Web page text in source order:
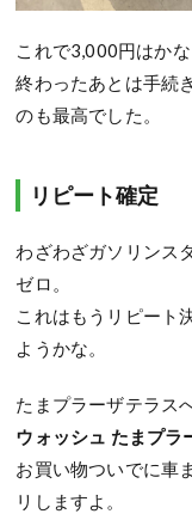
これで3,000円はかな
終わったあとは手続
のも最高でした。
リピート確定
わざわざガソリンス
ゼロ。
これはもうリピート
ようかな。
たまプラーザテラス
ウォッシュ たまプラ
お買い物ついでに車
リしますよ。